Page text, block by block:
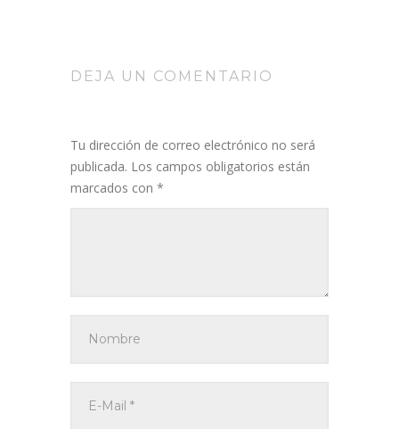
DEJA UN COMENTARIO
Tu dirección de correo electrónico no será
publicada. Los campos obligatorios están
marcados con *